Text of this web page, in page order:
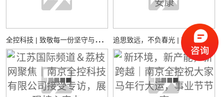
全
控科技 | 致敬每一份坚守与热爱 追
思致远，不负春光 | 南京全控祝您：清明安康